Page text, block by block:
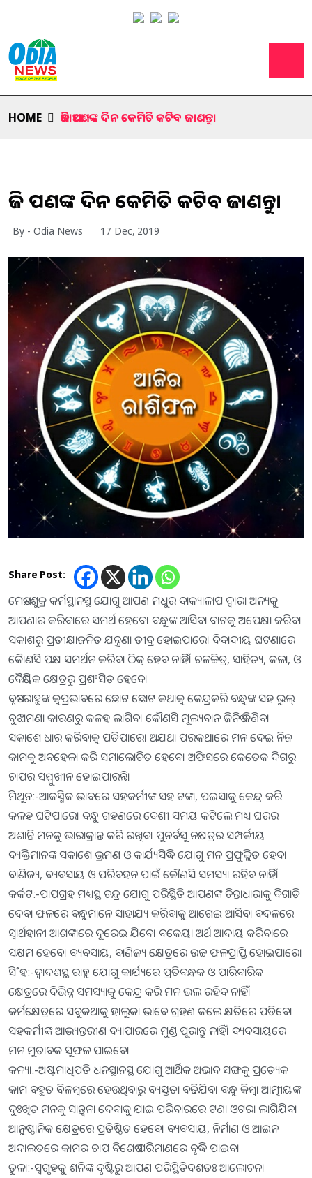
HOME ଆଜି ଆପଣଙ୍କ ଦିନ କେମିତି କଟିବ ଜାଣନ୍ତୁ।
ଆଜି ଆପଣଙ୍କ ଦିନ କେମିତି କଟିବ ଜାଣନ୍ତୁ।
By - Odia News 17 Dec, 2019
Share Post:
ମେଷ:-ଶୁକ୍ର କର୍ମସ୍ଥାନସ୍ଥ ଯୋଗୁ ଆପଣ ମଧୁର ବାକ୍ୟାଳାପ ଦ୍ୱାରା ଅନ୍ୟକୁ
ଆପଣାର କରିବାରେ ସମର୍ଥ ହେବେ। ବନ୍ଧୁଙ୍କ ଆସିବା ବାଟକୁ ଅପେକ୍ଷା କରିବା
ସକାଶରୁ ପ୍ରତୀକ୍ଷାଜନିତ ଯନ୍ତ୍ରଣା ତୀବ୍ର ହୋଇପାରେ। ବିବାଦୀୟ ଘଟଣାରେ
କୈାଣସି ପକ୍ଷ ସମର୍ଥନ କରିବା ଠିକ୍‌ ହେବ ନାହିଁ। ଚଳଚ୍ଚିତ୍ର, ସାହିତ୍ୟ, କଳା, ଓ
ବୈଷୟିକ କ୍ଷେତ୍ରରୁ ପ୍ରଶଂସିତ ହେବେ।
ବୃଷ:-ରାହୁଙ୍କ କୁପ୍ରଭାବରେ ଛୋଟ ଛୋଟ କଥାକୁ କେନ୍ଦ୍ରକରି ବନ୍ଧୁଙ୍କ ସହ ଭୁଲ୍‌
ବୁଝାମଣା କାରଣରୁ କଳହ ଲାଗିବ। କୌଣସି ମୂଲ୍ୟବାନ ଜିନିଷ କିଣିବା
ସକାଶେ ଧାର କରିବାକୁ ପଡିପାରେ। ଅଯଥା ପରକଥାରେ ମନ ଦେଇ ନିଜ
କାମକୁ ଅବହେଳା କରି ସମାଲୋଚିତ ହେବେ। ଅଫିସରେ କେତେକ ଦିଗରୁ
ଚାପର ସମ୍ମୁଖୀନ ହୋଇପାରନ୍ତି।
ମିଥୁନ:-ଆକସ୍ମିକ ଭାବରେ ସହକର୍ମୀଙ୍କ ସହ ଟଙ୍କା, ପଇସାକୁ କେନ୍ଦ୍ର କରି
କଳହ ଘଟିପାରେ। ବନ୍ଧୁ ଗହଣରେ ବେଶୀ ସମୟ କଟିଲେ ମଧ୍ୟ ଘରର
ଅଶାନ୍ତି ମନକୁ ଭାରାକ୍ରାନ୍ତ କରି ରଖିବ। ପୁନର୍ବସୁ ନକ୍ଷତ୍ରର ସମ୍ପର୍କୀୟ
ବ୍ୟକ୍ତିମାନଙ୍କ ସକାଶେ ଭ୍ରମଣ ଓ କାର୍ଯ୍ୟସିଦ୍ଧି ଯୋଗୁ ମନ ପ୍ରଫୁଲ୍ଲିତ ହେବ।
ବାଣିଜ୍ୟ, ବ୍ୟବସାୟ ଓ ପରିବହନ ପାଇଁ କୌଣସି ସମସ୍ୟା ରହିବ ନାହିଁ।
କର୍କଟ:-ପାପଗ୍ରହ ମଧ୍ୟସ୍ଥ ଚନ୍ଦ୍ର ଯୋଗୁ ପରିସ୍ଥିତି ଆପଣଙ୍କ ଚିନ୍ତାଧାରାକୁ ବିଗାଡି
ଦେବା ଫଳରେ ବନ୍ଧୁମାନେ ସାହାଯ୍ୟ କରିବାକୁ ଆଗେଇ ଆସିବା ବଦଳରେ
ସ୍ବାର୍ଥହାନୀ ଆଶଙ୍କାରେ ଦୂରେଇ ଯିବେ। ବକେୟା ଅର୍ଥ ଆଦାୟ କରିବାରେ
ସକ୍ଷମ ହେବେ। ବ୍ୟବସାୟ, ବାଣିଜ୍ୟ କ୍ଷେତ୍ରରେ ଉଚ୍ଚ ଫଳପ୍ରାପ୍ତି ହୋଇପାରେ।
ସି˚ହ:-ଦ୍ୱାଦଶସ୍ଥ ରାହୁ ଯୋଗୁ କାର୍ଯ୍ୟରେ ପ୍ରତିବନ୍ଧକ ଓ ପାରିବାରିକ
କ୍ଷେତ୍ରରେ ବିଭିନ୍ନ ସମସ୍ୟାକୁ କେନ୍ଦ୍ର କରି ମନ ଭଲ ରହିବ ନାହିଁ।
କର୍ମକ୍ଷେତ୍ରରେ ସବୁକଥାକୁ ହାଲୁକା ଭାବେ ଗ୍ରହଣ କଲେ କ୍ଷତିରେ ପଡିବେ।
ସହକର୍ମୀଙ୍କ ଆଭ୍ୟନ୍ତରୀଣ ବ୍ୟାପାରରେ ମୁଣ୍ଡ ପୂରାନ୍ତୁ ନାହିଁ। ବ୍ୟବସାୟରେ
ମନ ମୁତାବକ ସୁଫଳ ପାଇବେ।
କନ୍ୟା:-ଅଷ୍ଟମାଧିପତି ଧନସ୍ଥାନସ୍ଥ ଯୋଗୁ ଆର୍ଥିକ ଅଭାବ ସଙ୍ଗକୁ ପ୍ରତ୍ୟେକ
କାମ ବହୁତ ବିଳମ୍ବରେ ହେଉଥିବାରୁ ବ୍ୟସ୍ତତା ବଢିଯିବ। ବନ୍ଧୁ କିମ୍ବା ଆତ୍ମୀୟଙ୍କ
ଦୁଃଖିତ ମନକୁ ସାନ୍ତ୍ୱନା ଦେବାକୁ ଯାଇ ପରିବାରରେ ଟଣା ଓଟରା ଲାଗିଯିବ।
ଆନୁଷ୍ଠାନିକ କ୍ଷେତ୍ରରେ ପ୍ରତିଷ୍ଠିତ ହେବେ। ବ୍ୟବସାୟ, ନିର୍ମାଣ ଓ ଆଇନ
ଅଦାଲତରେ କାମର ଚାପ ବିଶେଷ ପରିମାଣରେ ବୃଦ୍ଧି ପାଇବ।
ତୁଳା:-ସ୍ବଗୃହକୁ ଶନିଙ୍କ ଦୃଷ୍ଟିରୁ ଆପଣ ପରିସ୍ଥିତିବଶତଃ ଆଲୋଚନା